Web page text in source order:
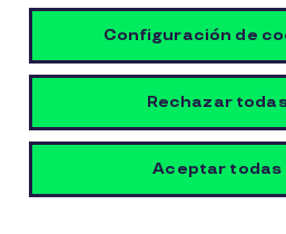
cambios
Catalina Gómez
7
Configuración de
Rechazar
Aceptar todas